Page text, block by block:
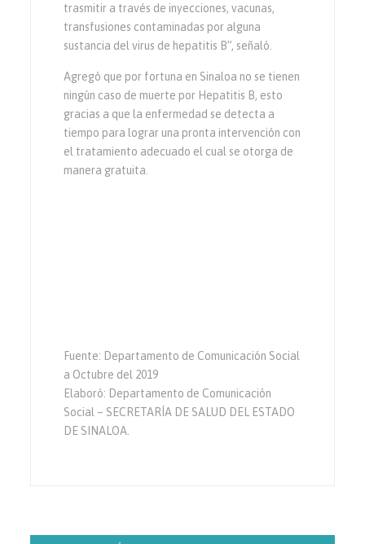
trasmitir a través de inyecciones, vacunas,
transfusiones contaminadas por alguna
sustancia del virus de hepatitis B”, señaló.
Agregó que por fortuna en Sinaloa no se tienen
ningún caso de muerte por Hepatitis B, esto
gracias a que la enfermedad se detecta a
tiempo para lograr una pronta intervención con
el tratamiento adecuado el cual se otorga de
manera gratuita.
Fuente: Departamento de Comunicación Social
a Octubre del 2019
Elaboró: Departamento de Comunicación
Social – SECRETARÍA DE SALUD DEL ESTADO
DE SINALOA.